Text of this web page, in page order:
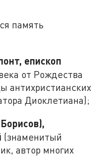
память
епископ
от Рождества
антихристианских
Диоклетиана);
(знаменитый
автор многих